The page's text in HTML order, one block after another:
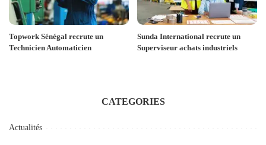
Topwork Sénégal recrute un
Technicien Automaticien
Sunda International recrute un
Superviseur achats industriels
CATEGORIES
Actualités